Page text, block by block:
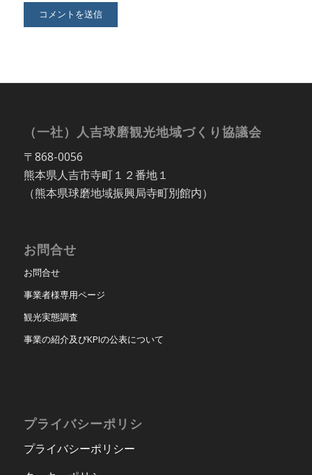
（一社）人吉球磨観光地域づくり協議会
〒868-0056
熊本県人吉市寺町１２番地１
（熊本県球磨地域振興局寺町別館内）
お問合せ
お問合せ
事業者様専用ページ
観光実態調査
事業の紹介及びKPIの公表について
プライバシーポリシ
プライバシーポリシー